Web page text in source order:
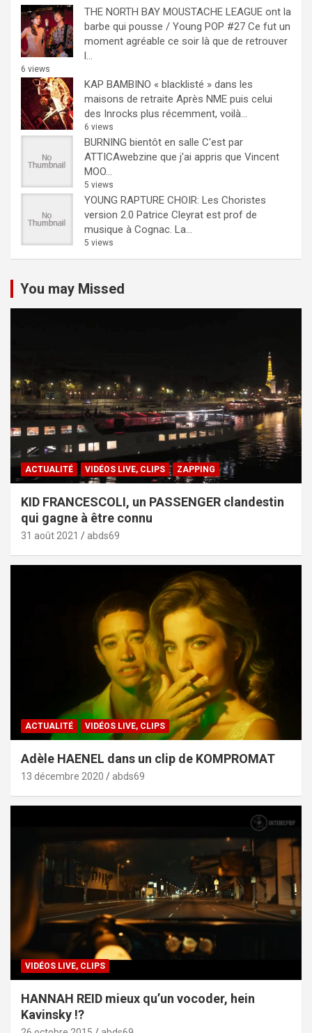
THE NORTH BAY MOUSTACHE LEAGUE ont la
barbe qui pousse / Young POP #27 Ce fut un
moment agréable ce soir là que de retrouver
l...
6 views
KAP BAMBINO « blacklisté » dans les
maisons de retraite Après NME puis celui
des Inrocks plus récemment, voilà...
6 views
BURNING bientôt en salle C'est par
ATTICAwebzine que j'ai appris que Vincent
MOO...
5 views
YOUNG RAPTURE CHOIR: Les Choristes
version 2.0 Patrice Cleyrat est prof de
musique à Cognac. La...
5 views
You may Missed
ACTUALITÉ VIDÉOS LIVE, CLIPS ZAPPING
KID FRANCESCOLI, un PASSENGER clandestin
qui gagne à être connu
31 août 2021 abds69
ACTUALITÉ VIDÉOS LIVE, CLIPS
Adèle HAENEL dans un clip de KOMPROMAT
13 décembre 2020 abds69
VIDÉOS LIVE, CLIPS
HANNAH REID mieux qu’un vocoder, hein
Kavinsky !?